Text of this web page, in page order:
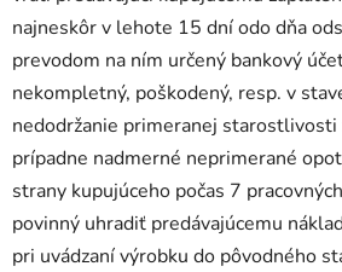
najneskôr v lehote 15 dní odo dňa
prevodom na ním určený bankový
nekompletný, poškodený, resp. v
nedodržanie primeranej starostlivosti
prípadne nadmerné neprimerané
strany kupujúceho počas 7
povinný uhradiť predávajúcemu
pri uvádzaní výrobku do pôvodného